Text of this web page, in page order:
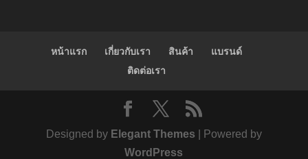
หน้าแรก เกี่ยวกับเรา สินค้า
แบรนด์
ติดต่อเรา
Designed by Elegant Themes | Powered by
WordPress